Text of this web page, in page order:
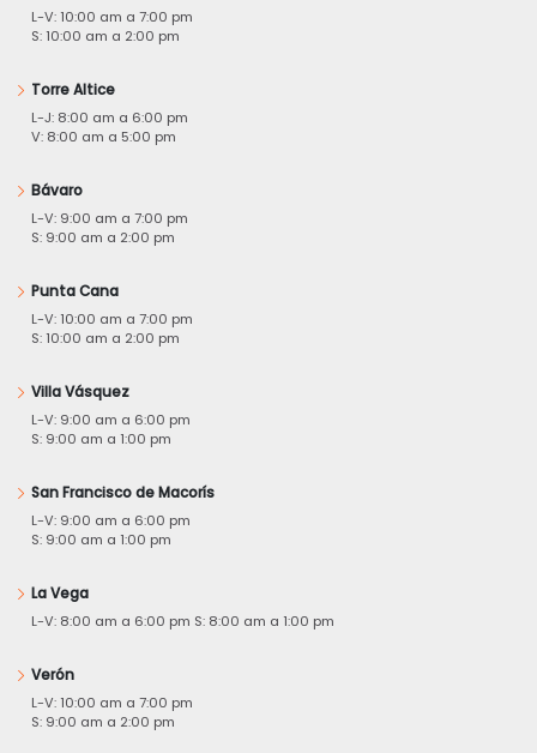
L-V: 10:00 am a 7:00 pm
S: 10:00 am a 2:00 pm
Torre Altice
L-J: 8:00 am a 6:00 pm
V: 8:00 am a 5:00 pm
Bávaro
L-V: 9:00 am a 7:00 pm
S: 9:00 am a 2:00 pm
Punta Cana
L-V: 10:00 am a 7:00 pm
S: 10:00 am a 2:00 pm
Villa Vásquez
L-V: 9:00 am a 6:00 pm
S: 9:00 am a 1:00 pm
San Francisco de Macorís
L-V: 9:00 am a 6:00 pm
S: 9:00 am a 1:00 pm
La Vega
L-V: 8:00 am a 6:00 pm S: 8:00 am a 1:00 pm
Verón
L-V: 10:00 am a 7:00 pm
S: 9:00 am a 2:00 pm